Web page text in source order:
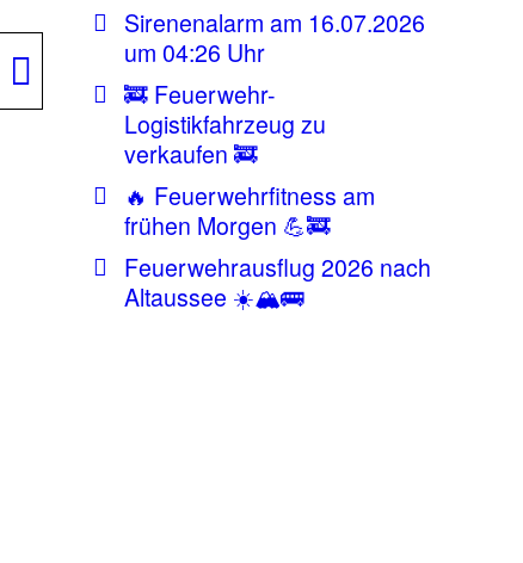
Nächster
Beitrag:
Sirenenalarm am 16.07.2026
um 04:26 Uhr
🚒 Feuerwehr-
Logistikfahrzeug zu
verkaufen 🚒
🔥 Feuerwehrfitness am
frühen Morgen 💪🚒
Feuerwehrausflug 2026 nach
Altaussee ☀️🏔️🚌